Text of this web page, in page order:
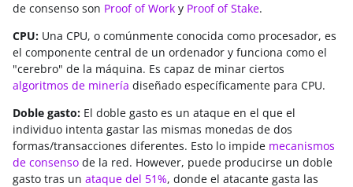
de consenso son Proof of Work y Proof of Stake.
CPU: Una CPU, o comúnmente conocida como procesador, es
el componente central de un ordenador y funciona como el
"cerebro" de la máquina. Es capaz de minar ciertos
algoritmos de minería diseñado específicamente para CPU.
Doble gasto: El doble gasto es un ataque en el que el
individuo intenta gastar las mismas monedas de dos
formas/transacciones diferentes. Esto lo impide mecanismos
de consenso de la red. However, puede producirse un doble
gasto tras un ataque del 51%, donde el atacante gasta las